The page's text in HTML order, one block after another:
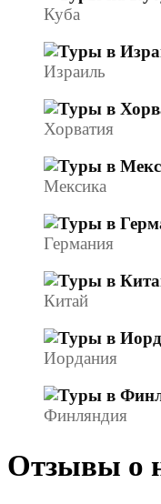
Куба
Израиль
Хорватия
Мексика
Германия
Китай
Иордания
Финляндия
Отзывы о